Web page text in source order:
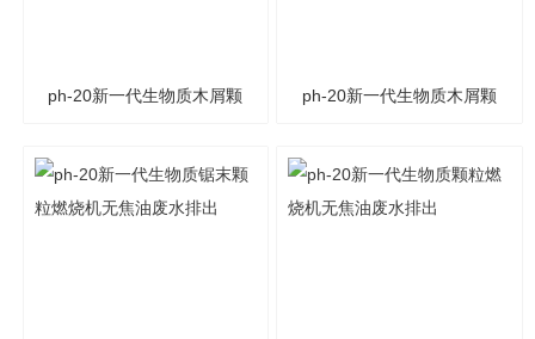
ph-20新一代生物质木屑颗 ph-20新一代生物质木屑颗